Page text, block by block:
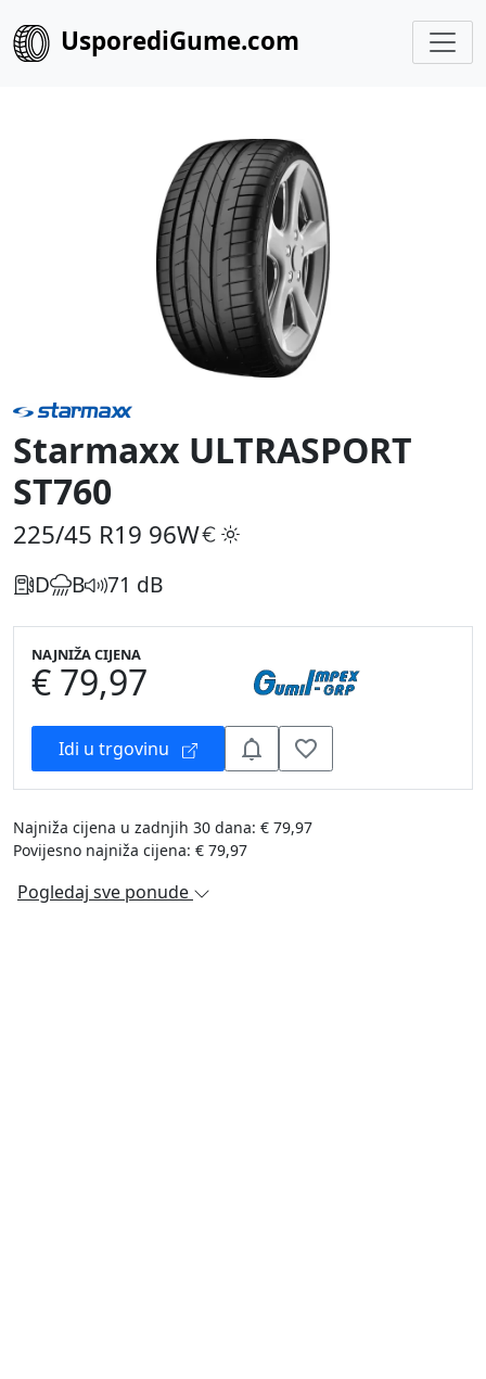
UsporediGume.com
Starmaxx ULTRASPORT
ST760
225/45 R19 96W
D B 71 dB
NAJNIŽA CIJENA
€ 79,97
Idi u trgovinu
Najniža cijena u zadnjih 30 dana: € 79,97
Povijesno najniža cijena: € 79,97
Pogledaj sve ponude